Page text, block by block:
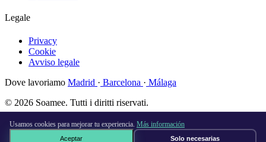
Legale
Privacy
Cookie
Avviso legale
Dove lavoriamo Madrid · Barcelona · Málaga
© 2026 Soamee. Tutti i diritti riservati.
Fatto con♥a Madrid
Usamos cookies para mejorar tu experiencia. Más información
Aceptar Solo necesarias